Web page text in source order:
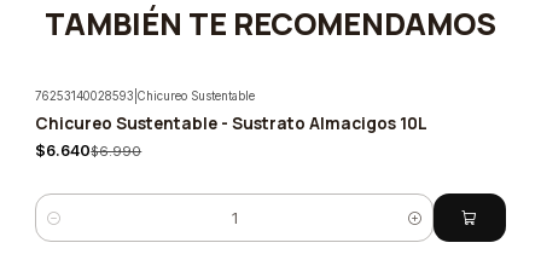
TAMBIÉN TE RECOMENDAMOS
-5%
76253140028593 |Chicureo Sustentable
Chicureo Sustentable - Sustrato Almacigos 10L
$6.640$6.990
Cantidad